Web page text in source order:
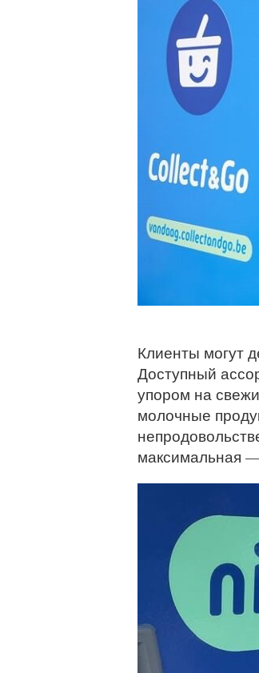
Клиенты могут
Доступный
упором на
молочные
максимальная